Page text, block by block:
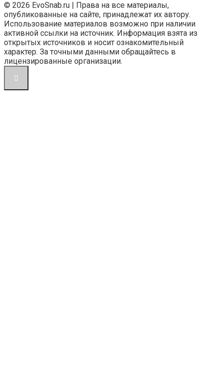
© 2026 EvoSnab.ru | Права на все материалы,
опубликованные на сайте, принадлежат их автору.
Использование материалов возможно при наличии
активной ссылки на источник. Информация взята из
открытых источников и носит ознакомительный
характер. За точными данными обращайтесь в
лицензированные организации.